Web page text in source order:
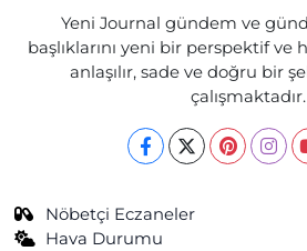
Yeni Journal gündem ve
başlıklarını yeni bir perspektif ve
anlaşılır, sade ve doğru bir
çalışmaktadır.
Nöbetçi Eczaneler
Hava Durumu